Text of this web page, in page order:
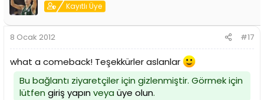
Kayıtlı Üye
8 Ocak 2012 #17
what a comeback! Teşekkürler aslanlar
Bu bağlantı ziyaretçiler için gizlenmiştir. Görmek için
lütfen giriş yapınveya üye olun.